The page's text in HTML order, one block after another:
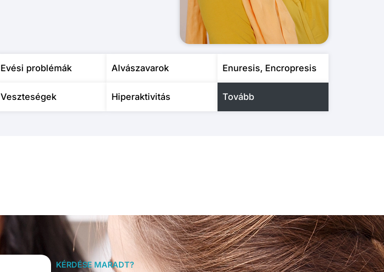
Evési problémák Alvászavarok Enuresis, Encropresis
Veszteségek Hiperaktivitás Tovább
KÉRDÉSE MARADT?